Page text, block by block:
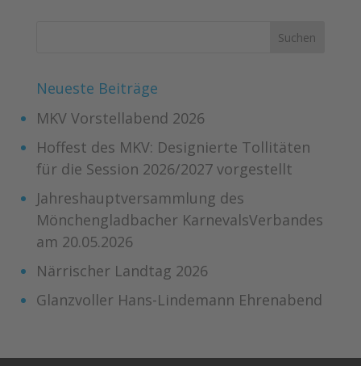
Neueste Beiträge
MKV Vorstellabend 2026
Hoffest des MKV: Designierte Tollitäten
für die Session 2026/2027 vorgestellt
Jahreshauptversammlung des
Mönchengladbacher KarnevalsVerbandes
am 20.05.2026
Närrischer Landtag 2026
Glanzvoller Hans-Lindemann Ehrenabend